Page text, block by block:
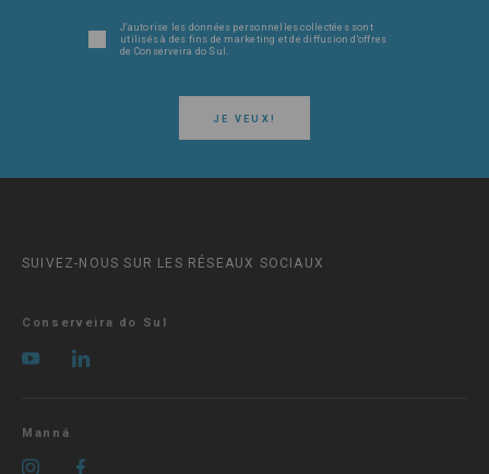
JE VEUX!
J'autorise les données personnelles collectées sont
utilisés à des fins de marketing et de diffusion d'offres
de Conserveira do Sul.
SUIVEZ-NOUS SUR LES RÉSEAUX SOCIAUX
Conserveira do Sul
Manná